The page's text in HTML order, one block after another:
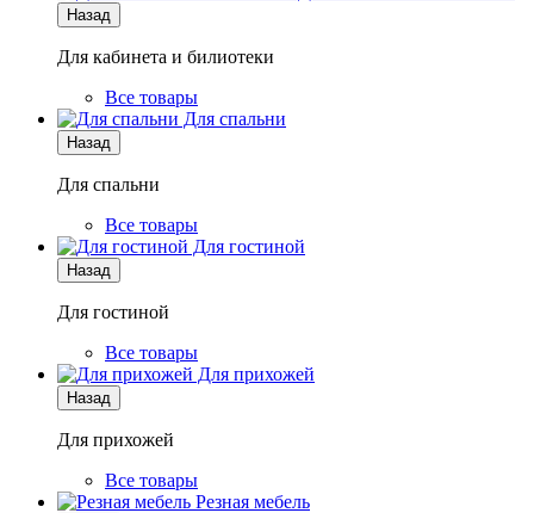
Назад
Для кабинета и билиотеки
Все товары
Для спальни
Назад
Для спальни
Все товары
Для гостиной
Назад
Для гостиной
Все товары
Для прихожей
Назад
Для прихожей
Все товары
Резная мебель